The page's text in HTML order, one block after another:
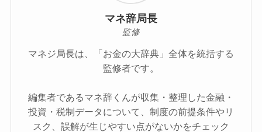
マネ辞局長
監修
マネジ局長は、「お金の大辞典」全体を統括する
監修者です。
編集者であるマネ辞くんが収集・整理した金融・
投資・税制データについて、制度の前提条件やリ
スク、誤解が生じやすい点がないかをチェック